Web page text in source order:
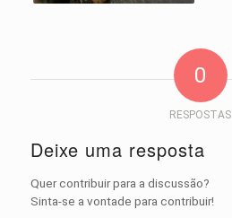
0
RESPOSTAS
Deixe uma resposta
Quer contribuir para a discussão?
Sinta-se a vontade para contribuir!